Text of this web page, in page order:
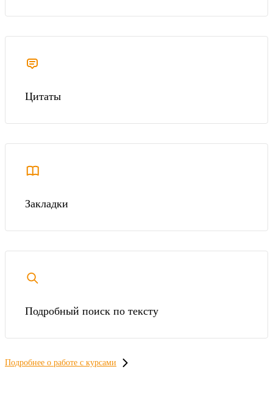
Цитаты
Закладки
Подробный поиск по тексту
Подробнее о работе с курсами